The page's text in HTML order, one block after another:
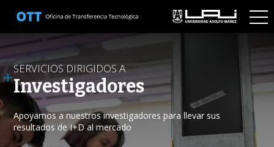
SERVICIOS DIRIGIDOS A
Investigadores
Apoyamos a nuestros investigadores para llevar sus
resultados de I+D al mercado